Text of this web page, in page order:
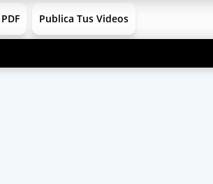
PDF Publica Tus Videos